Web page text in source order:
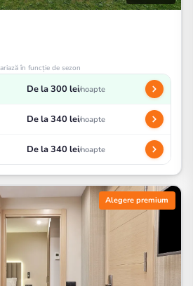
în funcție de sezon
De la 300 lei/noapte
De la 340 lei/noapte
De la 340 lei/noapte
Alegere premium